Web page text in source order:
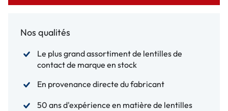
Nos qualités
Le plus grand assortiment de lentilles de
contact de marque en stock
En provenance directe du fabricant
50 ans d'expérience en matière de lentilles